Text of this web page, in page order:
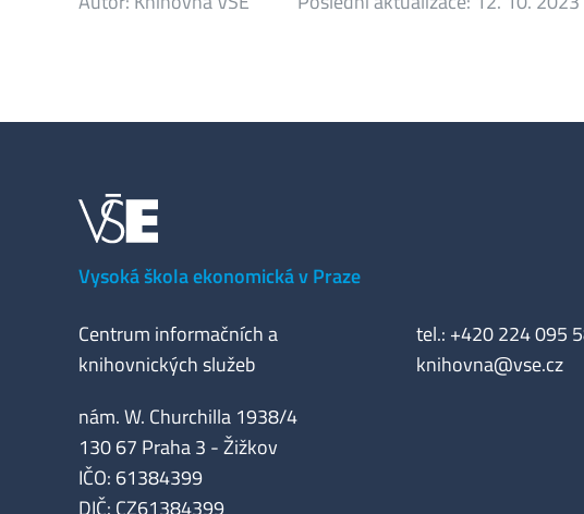
Vysoká škola ekonomická v Praze
Centrum informačních a
knihovnických služeb
tel.: +420 224 095
knihovna@vse.cz
nám. W. Churchilla 1938/4
130 67 Praha 3 - Žižkov
IČO: 61384399
DIČ: CZ61384399